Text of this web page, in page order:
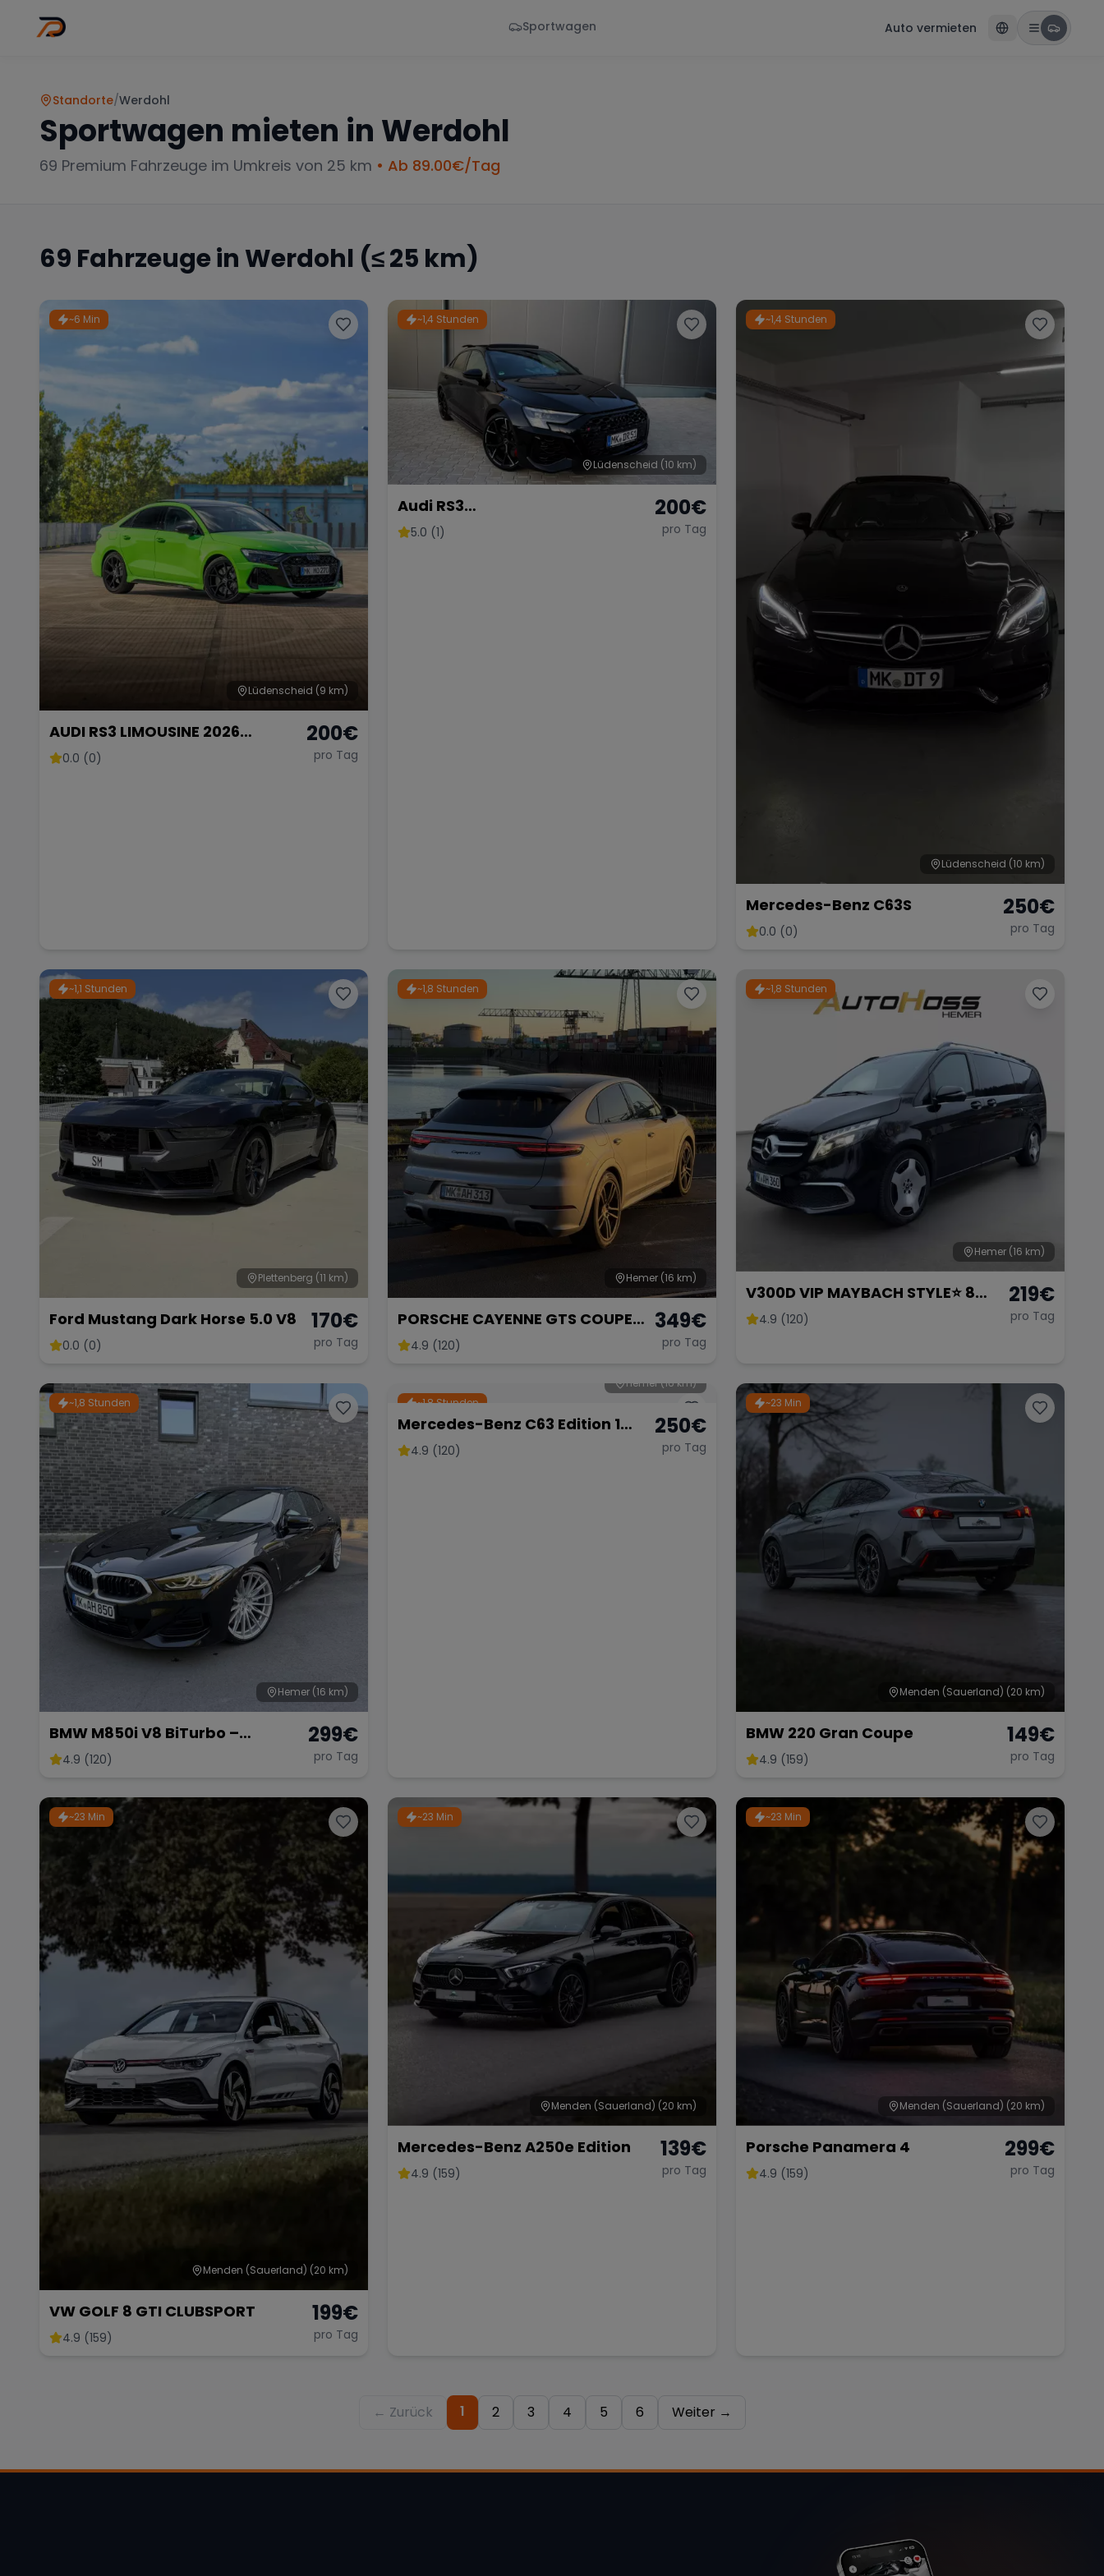
Sportwagen Auto vermieten
Standorte/Werdohl
Sportwagen mieten in Werdohl
69 Premium Fahrzeuge im Umkreis von 25 km • Ab 89.00€/Tag
69 Fahrzeuge in Werdohl (≤ 25 km)
~6 Min
Lüdenscheid (9 km)
AUDI RS3 LIMOUSINE 2026
FACELIFT
0.0 (0)
200€
pro Tag
~1,4 Stunden
Lüdenscheid (10 km)
Audi RS3
Limousine/Vollausgestattet/
5.0 (1)
200€
pro Tag
~1,4 Stunden
Lüdenscheid (10 km)
Mercedes-Benz C63S
0.0 (0)
250€
pro Tag
~1,1 Stunden
Plettenberg (11 km)
Ford Mustang Dark Horse 5.0 V8
0.0 (0)
170€
pro Tag
~1,8 Stunden
Hemer (16 km)
PORSCHE CAYENNE GTS COUPE
V8 BITurbo
4.9 (120)
349€
pro Tag
~1,8 Stunden
Hemer (16 km)
V300D VIP MAYBACH STYLE⭐️ 8
Sitzer
4.9 (120)
219€
pro Tag
~1,8 Stunden
Hemer (16 km)
BMW M850i V8 BiTurbo –
Luxuriöse Sportlimousine mit 530
4.9 (120)
299€
pro Tag
~1,8 Stunden
Hemer(16 km)
Mercedes-Benz C63 Edition 1
Limousine
4.9 (120)
250€
pro Tag
~23 Min
Menden (Sauerland) (20 km)
BMW 220 Gran Coupe
4.9 (159)
149€
pro Tag
~23 Min
Menden (Sauerland) (20 km)
VW GOLF 8 GTI CLUBSPORT
4.9 (159)
199€
pro Tag
~23 Min
Menden (Sauerland) (20 km)
Mercedes-Benz A250e Edition
4.9 (159)
139€
pro Tag
~23 Min
Menden (Sauerland) (20 km)
Porsche Panamera 4
4.9 (159)
299€
pro Tag
← Zurück 1 2 3 4 5 6 Weiter →